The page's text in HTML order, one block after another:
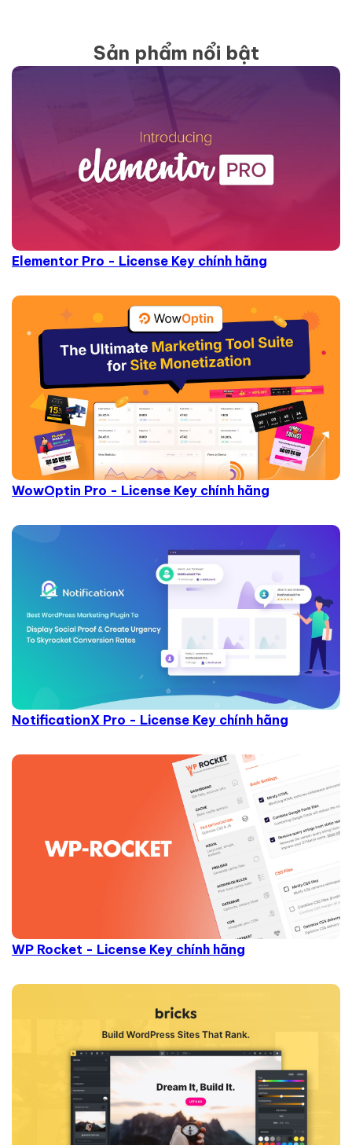
Sản phẩm nổi bật
Elementor Pro - License Key chính hãng
WowOptin Pro - License Key chính hãng
NotificationX Pro - License Key chính hãng
WP Rocket - License Key chính hãng